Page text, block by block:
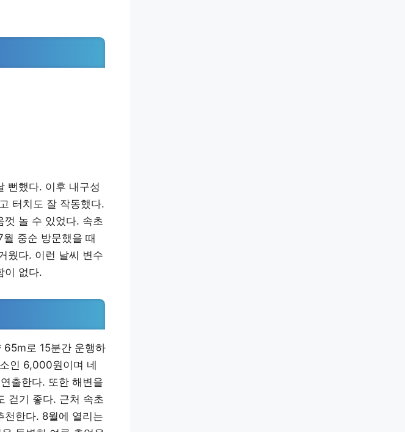
뻔했다. 이후 내구성
터치도 잘 작동했다.
껏 놀 수 있었다. 속초
중순 방문했을 때
웠다. 이런 날씨 변수
이 없다.
65m로 15분간 운행하
인 6,000원이며 네
출한다. 또한 해변을
걷기 좋다. 근처 속초
천한다. 8월에 열리는